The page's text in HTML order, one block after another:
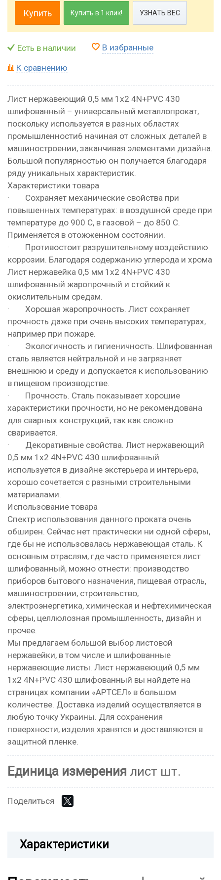
Купить Купить в 1 клик! УЗНАТЬ ВЕС
Есть в наличии В избранные
К сравнению
Лист нержавеющий 0,5 мм 1х2 4N+PVC 430
шлифованный – универсальный металлопрокат,
поскольку используется в разных областях
промышленности6 начиная от сложных деталей в
машиностроении, заканчивая элементами дизайна.
Большой популярностью он получается благодаря
ряду уникальных характеристик.
Характеристики товара
· Сохраняет механические свойства при
повышенных температурах: в воздушной среде при
температуре до 900 С, в газовой – до 850 С.
Применяется в отожженном состоянии.
· Противостоит разрушительному воздействию
коррозии. Благодаря содержанию углерода и хрома
Лист нержавейка 0,5 мм 1х2 4N+PVC 430
шлифованный жаропрочный и стойкий к
окислительным средам.
· Хорошая жаропрочность. Лист сохраняет
прочность даже при очень высоких температурах,
например при пожаре.
· Экологичность и гигиеничность. Шлифованная
сталь является нейтральной и не загрязняет
внешнюю и среду и допускается к использованию
в пищевом производстве.
· Прочность. Сталь показывает хорошие
характеристики прочности, но не рекомендована
для сварных конструкций, так как сложно
сваривается.
· Декоративные свойства. Лист нержавеющий
0,5 мм 1х2 4N+PVC 430 шлифованный
используется в дизайне экстерьера и интерьера,
хорошо сочетается с разными строительными
материалами.
Использование товара
Спектр использования данного проката очень
обширен. Сейчас нет практически ни одной сферы,
где бы не использовалась нержавеющая сталь. К
основным отраслям, где часто применяется лист
шлифованный, можно отнести: производство
приборов бытового назначения, пищевая отрасль,
машиностроении, строительство,
электроэнергетика, химическая и нефтехимическая
сферы, целлюлозная промышленность, дизайн и
прочее.
Мы предлагаем большой выбор листовой
нержавейки, в том числе и шлифованные
нержавеющие листы. Лист нержавеющий 0,5 мм
1х2 4N+PVC 430 шлифованный вы найдете на
страницах компании «АРТСЕЛ» в большом
количестве. Доставка изделий осуществляется в
любую точку Украины. Для сохранения
поверхности, изделия хранятся и доставляются в
защитной пленке.
Единица измерения лист шт.
Поделиться
Характеристики